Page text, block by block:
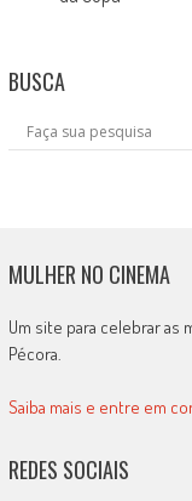
BUSCA
MULHER NO CINEMA
Um site para celebrar as
Pécora.
Saiba mais e entre em
REDES SOCIAIS